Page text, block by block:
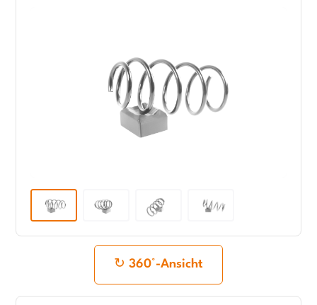
360°-Ansicht